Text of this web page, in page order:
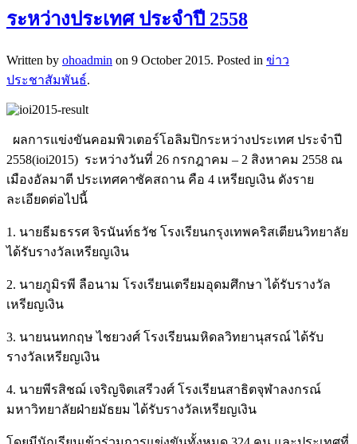
ระหว่างประเทศ ประจำปี 2558
Written by ohoadmin on 9 October 2015. Posted in ข่าว
ประชาสัมพันธ์.
ผลการแข่งขันคอมพิวเตอร์โอลิมปิกระหว่างประเทศ ประจำปี
2558(ioi2015) ระหว่างวันที่ 26 กรกฎาคม – 2 สิงหาคม 2558 ณ
เมืองอัลมาตี ประเทศคาซัคสถาน คือ 4 เหรียญเงิน ดังราย
ละเอียดต่อไปนี้
1. นายธีมธรรศ จิรนันท์ธวัช โรงเรียนกรุงเทพคริสเตียนวิทยาลัย
ได้รับรางวัลเหรียญเงิน
2. นายภูมิรพี ลือนาม โรงเรียนเตรียมอุดมศึกษา ได้รับรางวัล
เหรียญเงิน
3. นายนนทกฤษ ไชยวงศ์ โรงเรียนมหิดลวิทยานุสรณ์ ได้รับ
รางวัลเหรียญเงิน
4. นายพีรสิชฌ์ เจริญจิตเสรีวงศ์ โรงเรียนสาธิตจุฬาลงกรณ์
มหาวิทยาลัยฝ่ายมัธยม ได้รับรางวัลเหรียญเงิน